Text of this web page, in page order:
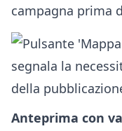
campagna prima
Anteprima con